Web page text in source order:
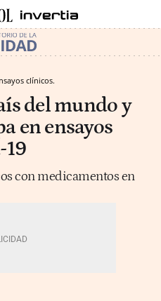
clínicos.
del mundo y
en ensayos
19
con medicamentos en